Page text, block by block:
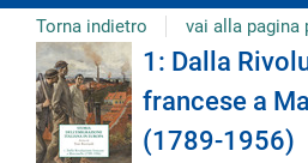
Torna indietro vai alla pagina
Dettaglio
del
1: Dalla
francese a
(1789-1956)